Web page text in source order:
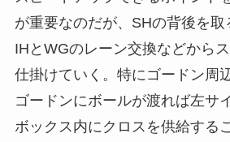
が重要なのだが、SHの背後を
IHとWGのレーン交換などから
仕掛けていく。特にゴードン周
ゴードンにボールが渡れば左サ
ボックス内にクロスを供給する